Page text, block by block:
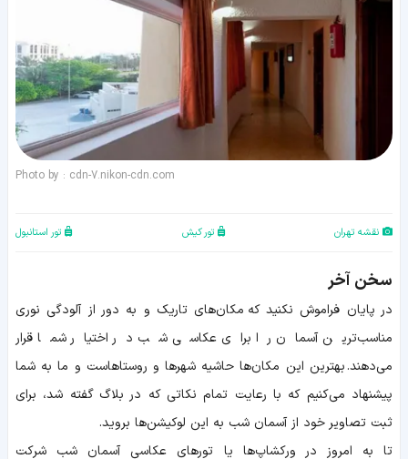
Photo by : cdn-7.nikon-cdn.com
نقشه تهران تور کیش تور استانبول
سخن آخر
در پایان فراموش نکنید که مکان‌های تاریک و به دور از آلودگی نوری
مناسب‌ترین آسمان را برای عکاسی شب در اختیار شما قرار
می‌دهند.بهترین این مکان‌ها حاشیه شهرها و روستاهاست و ما به شما
پیشنهاد می‌کنیم که با رعایت تمام نکاتی که در بلاگ گفته شد، برای
ثبت تصاویر خود از آسمان شب به این لوکیشن‌ها بروید.
تا به امروز در ورکشاپ‌ها یا تور‌های عکاسی آسمان شب شرکت